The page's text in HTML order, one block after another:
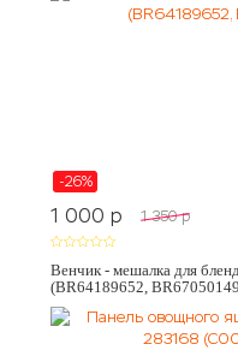
-26%
1 000 p 1 350 p
Венчик - мешалка для
(BR64189652,